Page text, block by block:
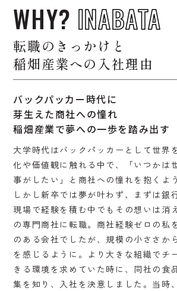
募集職種一覧
は新卒採用サイトとの
WHY? INABATA
転職のきっかけと
稲畑産業への入社理由
バックパッカー時代に
芽生えた商社への憧れ
稲畑産業で夢への一歩を踏み出す
大学時代はバックパッカーとして世界
化や価値観に触れる中で、「いつかは
事がしたい」と商社への憧れを抱くよ
しかし新卒では夢が叶わず、まずは銀
現場で経験を積む中でもその想いは消
の専門商社に転職。商社経験ゼロの私
のある会社でしたが、規模の小ささか
を感じるように。より大きな組織でチ
きる環境を求めていた時に、同社の食
集を知り、入社を決意しました。当時